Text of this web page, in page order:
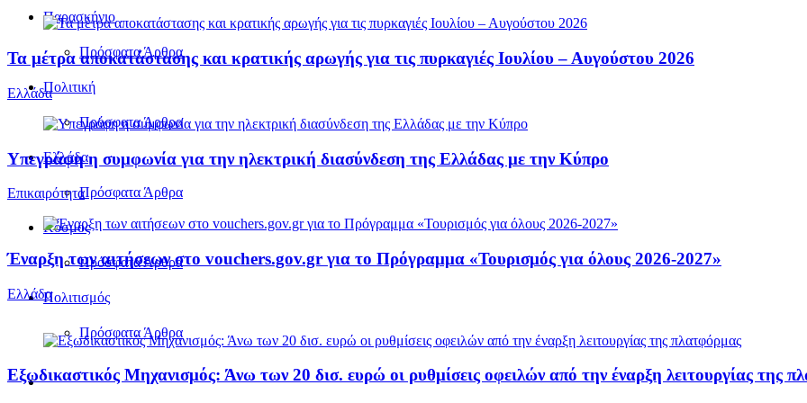
Παρασκήνιο
Πρόσφατα Άρθρα
Πολιτική
Πρόσφατα Άρθρα
Ελλάδα
Πρόσφατα Άρθρα
Κόσμος
Πρόσφατα Άρθρα
Πολιτισμός
Πρόσφατα Άρθρα
Τα μέτρα αποκατάστασης και κρατικής αρωγής για τις πυρκαγιές Ιουλίου – Αυγούστου 2026
Ελλάδα
Υπεγράφη η συμφωνία για την ηλεκτρική διασύνδεση της Ελλάδας με την Κύπρο
Επικαιρότητα
Έναρξη των αιτήσεων στο vouchers.gov.gr για το Πρόγραμμα «Τουρισμός για όλους 2026-2027»
Ελλάδα
Εξωδικαστικός Μηχανισμός: Άνω των 20 δισ. ευρώ οι ρυθμίσεις οφειλών από την έναρξη λειτουργίας της